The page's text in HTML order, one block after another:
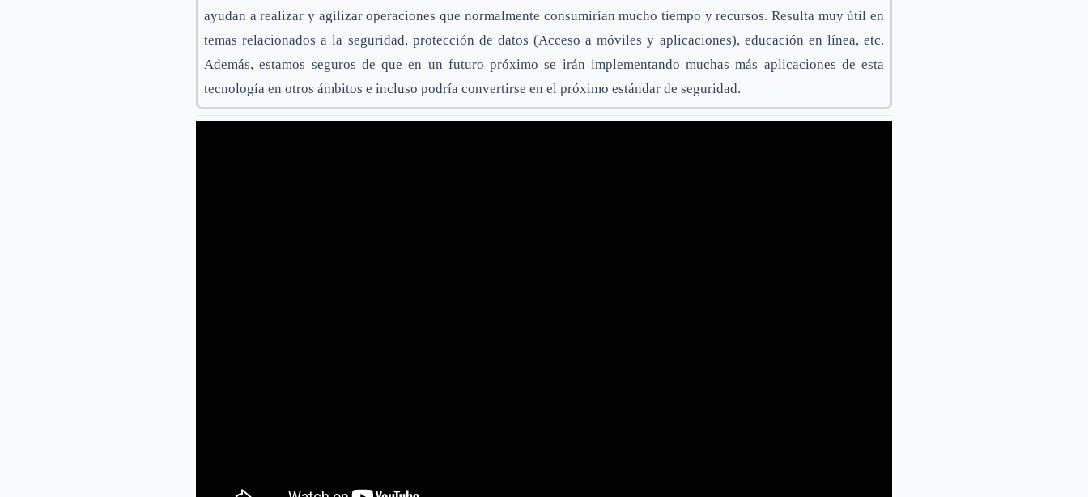
ayudan a realizar y agilizar operaciones que normalmente consumirían mucho tiempo y recursos. Resulta muy útil en
temas relacionados a la seguridad, protección de datos (Acceso a móviles y aplicaciones), educación en línea, etc.
Además, estamos seguros de que en un futuro próximo se irán implementando muchas más aplicaciones de esta
tecnología en otros ámbitos e incluso podría convertirse en el próximo estándar de seguridad.